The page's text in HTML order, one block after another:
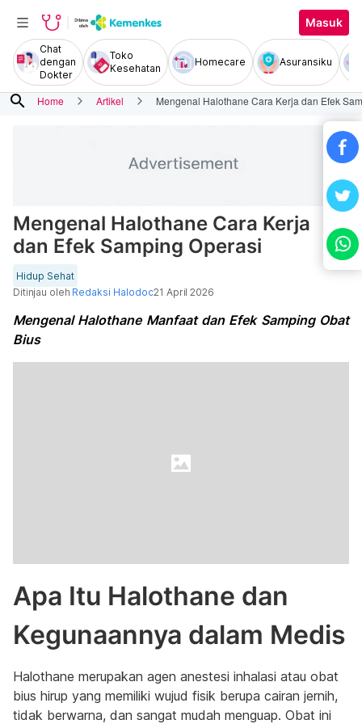
Masuk
Chat
dengan
Dokter
Toko
Kesehatan
Homecare Asuransiku
search Home Artikel Mengenal Halothane Cara Kerja dan Efek
Mengenal Halothane Cara Kerja
dan Efek Samping Operasi
Hidup Sehat
Ditinjau oleh Redaksi Halodoc21 April 2026
Mengenal Halothane Manfaat dan Efek Samping Obat
Bius
Apa Itu Halothane dan
Kegunaannya dalam Medis
Halothane merupakan agen anestesi inhalasi atau obat
bius hirup yang memiliki wujud fisik berupa cairan jernih,
tidak berwarna, dan sangat mudah menguap. Obat ini